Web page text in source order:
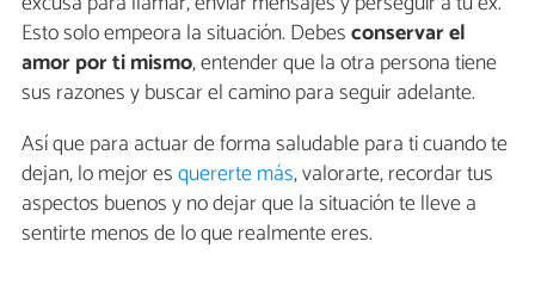
Esto solo empeora la situación. Debesconservar el
amor por ti mismo, entender que la otra persona tiene
sus razones y buscar el camino para seguir adelante.
Así que para actuar de forma saludable para ti cuando te
dejan, lo mejor esquererte más, valorarte, recordar tus
aspectos buenos y no dejar que la situación te lleve a
sentirte menos de lo que realmente eres.